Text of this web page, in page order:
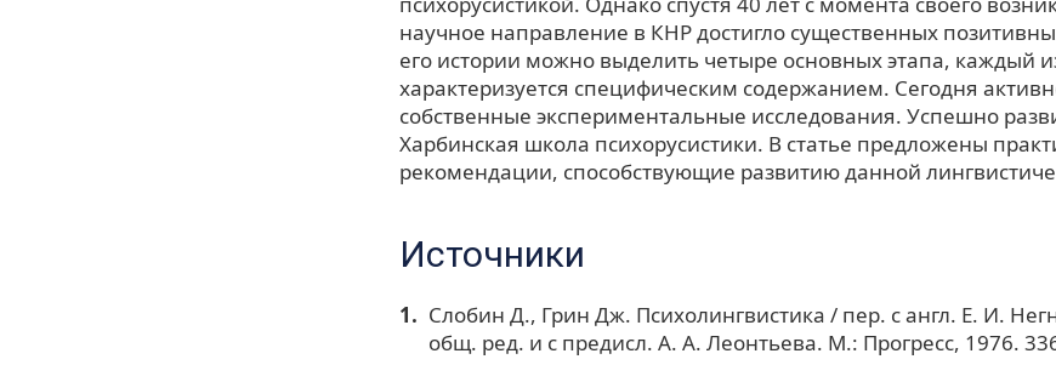
научное направление в КНР достигло существенных
его истории можно выделить четыре основных этапа, каждый
характеризуется специфическим содержанием. Сегодня
собственные экспериментальные исследования. Успешно
Харбинская школа психорусистики. В статье предложены
рекомендации, способствующие развитию данной
Источники
Слобин Д., Грин Дж. Психолингвистика / пер. с англ. Е. И.
общ. ред. и с предисл. А. А. Леонтьева. М.: Прогресс, 1976.